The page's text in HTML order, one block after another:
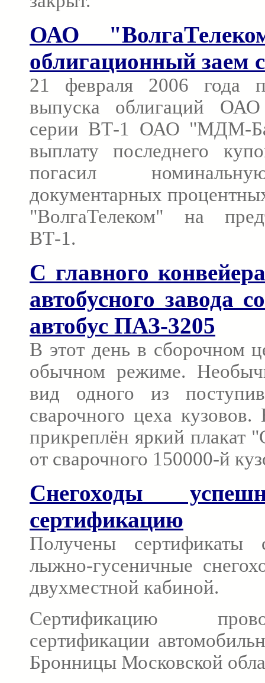
ОАО
облигационный заем
21 февраля 2006 года
выпуска облигаций ОАО
серии ВТ-1 ОАО "МДМ-
выплату последнего
погасил
документарных
"ВолгаТелеком" на
ВТ-1.
С главного
автобусного завода
автобус ПАЗ-3205
В этот день в сборочном
обычном режиме.
вид одного из
сварочного цеха
прикреплён яркий плакат
от сварочного 150000-й
Снегоходы
сертификацию
Получены сертификаты
лыжно-гусеничные
двухместной кабиной.
Сертификацию
сертификации
Бронницы Московской